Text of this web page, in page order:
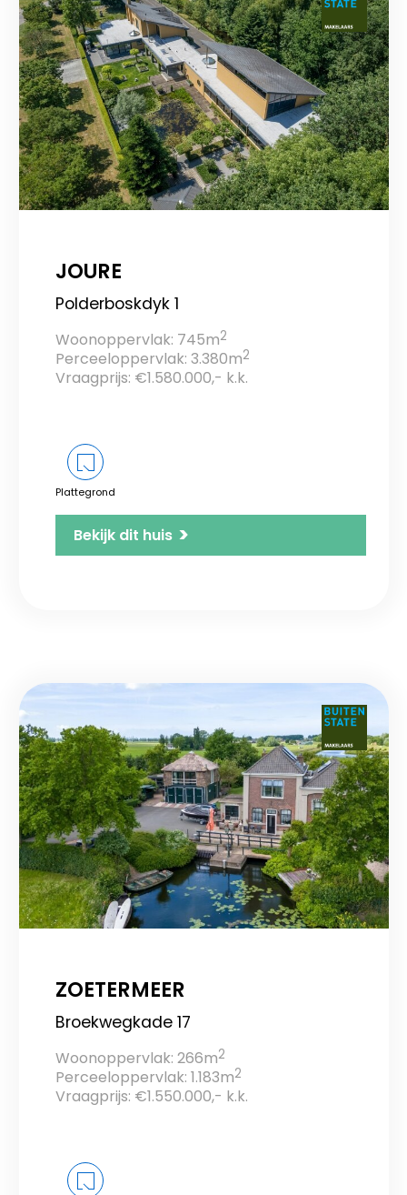
JOURE
Polderboskdyk 1
Woonoppervlak: 745m2
Perceeloppervlak: 3.380m2
Vraagprijs: €1.580.000,- k.k.
Plattegrond
Bekijk dit huis >
ZOETERMEER
Broekwegkade 17
Woonoppervlak: 266m2
Perceeloppervlak: 1.183m2
Vraagprijs: €1.550.000,- k.k.